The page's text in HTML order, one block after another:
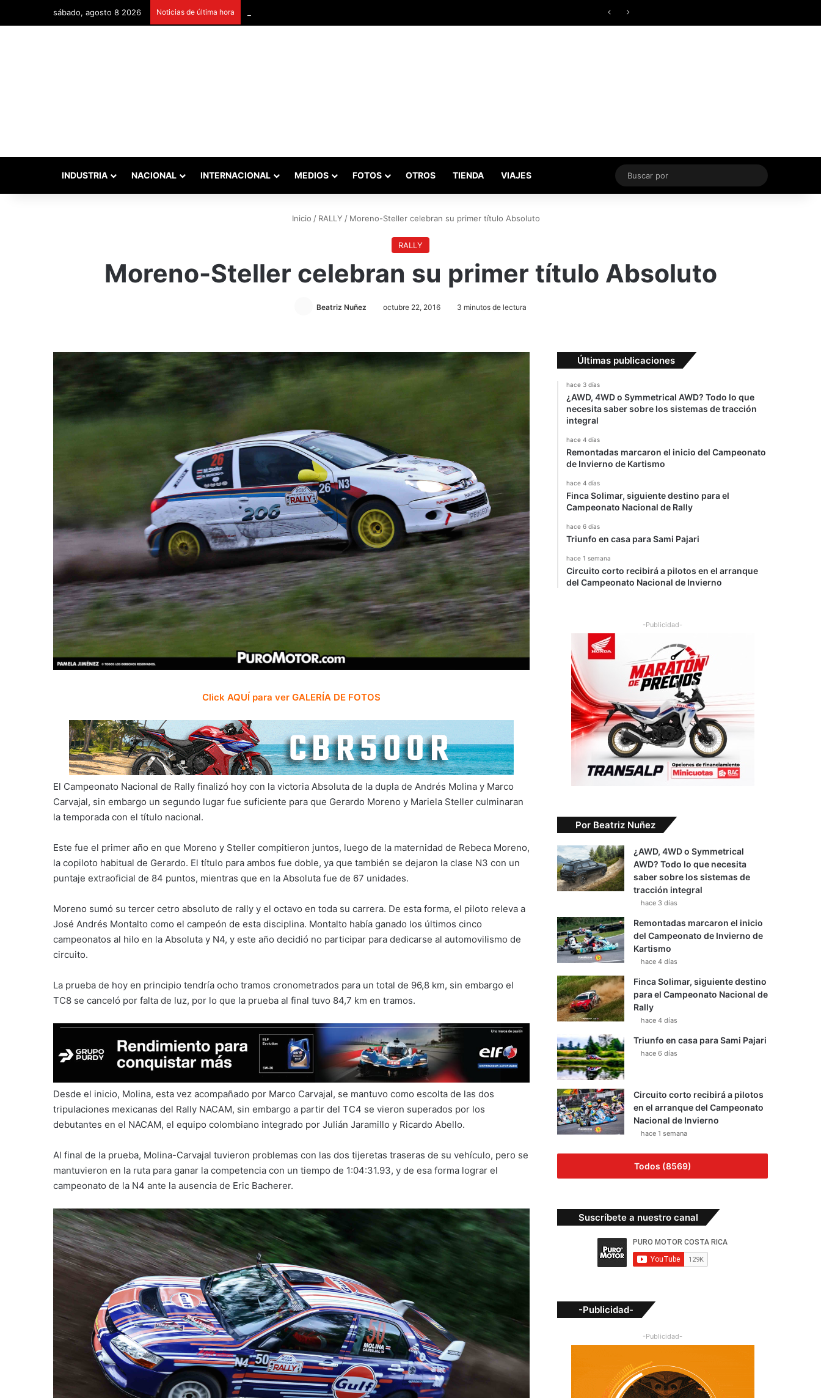
sábado, agosto 8 2026 Noticias de última hora
INDUSTRIA NACIONAL INTERNACIONAL MEDIOS FOTOS OTROS TIENDA VIAJES
Buscar
por
Inicio / RALLY / Moreno-Steller celebran su primer título Absoluto
RALLY
Moreno-Steller celebran su primer título Absoluto
Beatriz Nuñez octubre 22, 2016 3 minutos de lectura
Click AQUÍ para ver GALERÍA DE FOTOS
El Campeonato Nacional de Rally finalizó hoy con la victoria Absoluta de la dupla de Andrés Molina y Marco
Carvajal, sin embargo un segundo lugar fue suficiente para que Gerardo Moreno y Mariela Steller culminaran
la temporada con el título nacional.
Este fue el primer año en que Moreno y Steller compitieron juntos, luego de la maternidad de Rebeca Moreno,
la copiloto habitual de Gerardo. El título para ambos fue doble, ya que también se dejaron la clase N3 con un
puntaje extraoficial de 84 puntos, mientras que en la Absoluta fue de 67 unidades.
Moreno sumó su tercer cetro absoluto de rally y el octavo en toda su carrera. De esta forma, el piloto releva a
José Andrés Montalto como el campeón de esta disciplina. Montalto había ganado los últimos cinco
campeonatos al hilo en la Absoluta y N4, y este año decidió no participar para dedicarse al automovilismo de
circuito.
La prueba de hoy en principio tendría ocho tramos cronometrados para un total de 96,8 km, sin embargo el
TC8 se canceló por falta de luz, por lo que la prueba al final tuvo 84,7 km en tramos.
Desde el inicio, Molina, esta vez acompañado por Marco Carvajal, se mantuvo como escolta de las dos
tripulaciones mexicanas del Rally NACAM, sin embargo a partir del TC4 se vieron superados por los
debutantes en el NACAM, el equipo colombiano integrado por Julián Jaramillo y Ricardo Abello.
Al final de la prueba, Molina-Carvajal tuvieron problemas con las dos tijeretas traseras de su vehículo, pero se
mantuvieron en la ruta para ganar la competencia con un tiempo de 1:04:31.93, y de esa forma lograr el
campeonato de la N4 ante la ausencia de Eric Bacherer.
Últimas publicaciones
hace 3 días
¿AWD, 4WD o Symmetrical AWD? Todo lo que
necesita saber sobre los sistemas de tracción
integral
hace 4 días
Remontadas marcaron el inicio del Campeonato
de Invierno de Kartismo
hace 4 días
Finca Solimar, siguiente destino para el
Campeonato Nacional de Rally
hace 6 días
Triunfo en casa para Sami Pajari
hace 1 semana
Circuito corto recibirá a pilotos en el arranque
del Campeonato Nacional de Invierno
-Publicidad-
Por Beatriz Nuñez
¿AWD, 4WD o Symmetrical
AWD? Todo lo que necesita
saber sobre los sistemas de
tracción integral
hace 3 días
Remontadas marcaron el inicio
del Campeonato de Invierno de
Kartismo
hace 4 días
Finca Solimar, siguiente destino
para el Campeonato Nacional de
Rally
hace 4 días
Triunfo en casa para Sami Pajari
hace 6 días
Circuito corto recibirá a pilotos
en el arranque del Campeonato
Nacional de Invierno
hace 1 semana
Todos (8569)
Suscríbete a nuestro canal
-Publicidad-
-Publicidad-